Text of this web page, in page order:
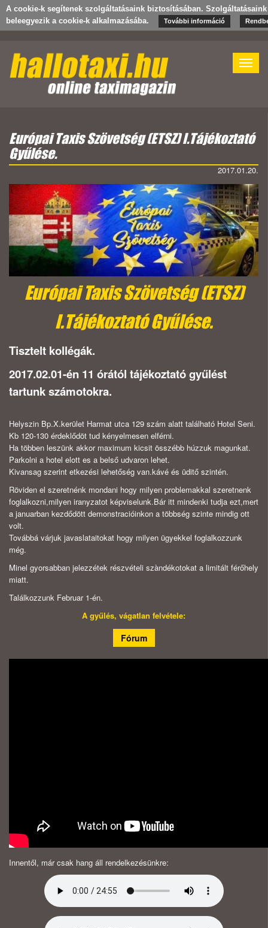
A cookie-k segítenek szolgáltatásaink biztosításában.
beleegyezik a cookie-k alkalmazásába.
További információ
Toggle
Európai Taxis Szövetség (ETSZ) I.Tájékoztató
Gyűlése.
2017.01.20.
Európai Taxis Szövetség (ETSZ)
I.Tájékoztató Gyűlése.
Tisztelt kollégák.
2017.02.01-én 11 órától tájékoztató gyűlést
tartunk számotokra.
Helyszin Bp.X.kerület Harmat utca 129 szám alatt található Hotel Seni.
Kb 120-130 érdeklődöt tud kényelmesen elférni.
Ha többen leszünk akkor maximum kicsit összébb húzzuk magunkat.
Parkolni a hotel elott es a belső udvaron lehet.
Kivansag szerint etkezési lehetőség van.kávé és üditő szintén.
Röviden el szeretnénk mondani hogy milyen problemakkal szeretnenk
foglalkozni,milyen iranyzatot képviselunk.Bár itt mindenki tudja ezt,mert
a januarban kezdődött demonstracióinkon a többség szinte mindig ott
volt.
Továbbá várjuk javaslataitokat hogy milyen ügyekkel foglalkozzunk
még.
Minel gyorsabban jelezzétek részvételi szàndékotokat a limitált férőhely
miatt.
Találkozzunk Februar 1-én.
A gyűlés, vágatlan felvétele:
Fórum
Innentől, már csak hang áll rendelkezésünkre: